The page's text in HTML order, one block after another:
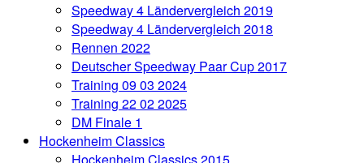
Speedway 4 Ländervergleich 2019
Speedway 4 Ländervergleich 2018
Rennen 2022
Deutscher Speedway Paar Cup 2017
Training 09 03 2024
Training 22 02 2025
DM Finale 1
Hockenheim Classics